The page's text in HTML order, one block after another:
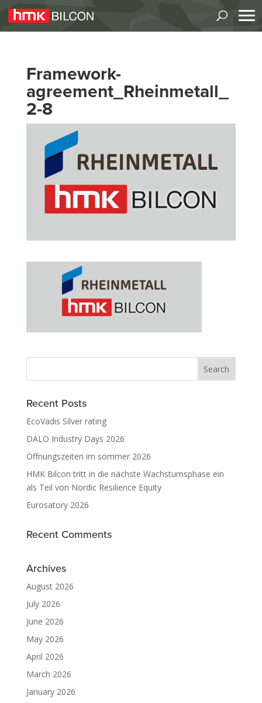
Framework-
agreement_Rheinmetall_
2-8
Recent Posts
EcoVadis Silver rating
DALO Industry Days 2026
Öffnungszeiten im sommer 2026
HMK Bilcon tritt in die nächste Wachstumsphase ein
als Teil von Nordic Resilience Equity
Eurosatory 2026
Recent Comments
Archives
August 2026
July 2026
June 2026
May 2026
April 2026
March 2026
January 2026